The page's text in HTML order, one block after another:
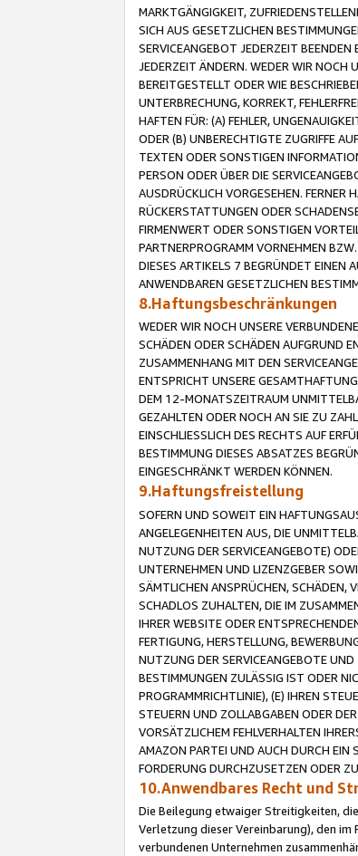
MARKTGÄNGIGKEIT,
SICH AUS GESETZLICHEN
SERVICEANGEBOT JEDERZEIT
JEDERZEIT ÄNDERN. WEDER WIR NOCH
BEREITGESTELLT ODER WIE
UNTERBRECHUNG, KORREKT,
HAFTEN FÜR: (A) FEHLER,
ODER (B) UNBERECHTIGTE ZUGRIFFE
TEXTEN ODER SONSTIGEN
PERSON ODER ÜBER DIE
AUSDRÜCKLICH VORGESEHEN. FERNER
RÜCKERSTATTUNGEN ODER
FIRMENWERT ODER SONSTIGEN
PARTNERPROGRAMM VORNEHMEN
DIESES ARTIKELS 7 BEGRÜNDET EINEN
ANWENDBAREN GESETZLICHEN
8.Haftungsbeschränkungen
WEDER WIR NOCH UNSERE
SCHÄDEN ODER SCHÄDEN AUFGRUND
ZUSAMMENHANG MIT DEN
ENTSPRICHT UNSERE
DEM 12-MONATSZEITRAUM
GEZAHLTEN ODER NOCH AN SIE ZU
EINSCHLIESSLICH DES RECHTS AUF
BESTIMMUNG DIESES ABSATZES
EINGESCHRÄNKT WERDEN KÖNNEN.
9.Haftungsfreistellung
SOFERN UND SOWEIT EIN
ANGELEGENHEITEN AUS, DIE
NUTZUNG DER SERVICEANGEBOTE)
UNTERNEHMEN UND LIZENZGEBER
SÄMTLICHEN ANSPRÜCHEN, SCHÄDEN,
SCHADLOS ZUHALTEN, DIE IM
IHRER WEBSITE ODER
FERTIGUNG, HERSTELLUNG,
NUTZUNG DER SERVICEANGEBOTE
BESTIMMUNGEN ZULÄSSIG IST ODER
PROGRAMMRICHTLINIE), (E) IHREN
STEUERN UND ZOLLABGABEN ODER
VORSÄTZLICHEM FEHLVERHALTEN
AMAZON PARTEI UND AUCH DURCH EIN
FORDERUNG DURCHZUSETZEN ODER
10.Anwendbares Recht und
Die Beilegung etwaiger Streitigkeiten,
Verletzung dieser Vereinbarung), den
verbundenen Unternehmen